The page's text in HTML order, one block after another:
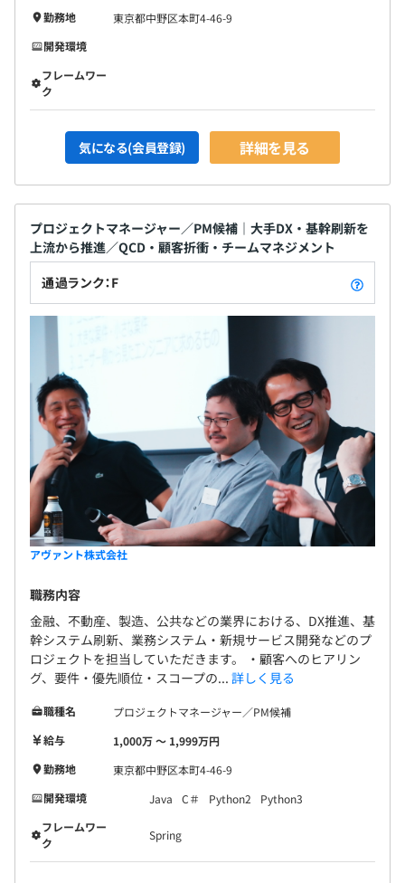
勤務地
東京都中野区本町4-46-9
開発環境
フレームワー
ク
気になる(会員登録) 詳細を見る
プロジェクトマネージャー／PM候補｜大手DX・基幹刷新を
上流から推進／QCD・顧客折衝・チームマネジメント
通過ランク：F
アヴァント株式会社
職務内容
金融、不動産、製造、公共などの業界における、DX推進、基
幹システム刷新、業務システム・新規サービス開発などのプ
ロジェクトを担当していただきます。 ・顧客へのヒアリン
グ、要件・優先順位・スコープの... 詳しく見る
職種名
プロジェクトマネージャー／PM候補
給与
1,000万 〜 1,999万円
勤務地
東京都中野区本町4-46-9
開発環境
Java C＃ Python2
Python3
フレームワー
ク
Spring